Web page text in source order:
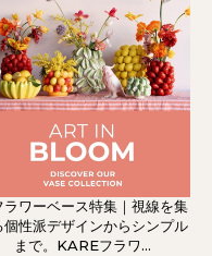
ラワーベース特集｜視線を集
個性派デザインからシンプル
まで。KAREフラワ...